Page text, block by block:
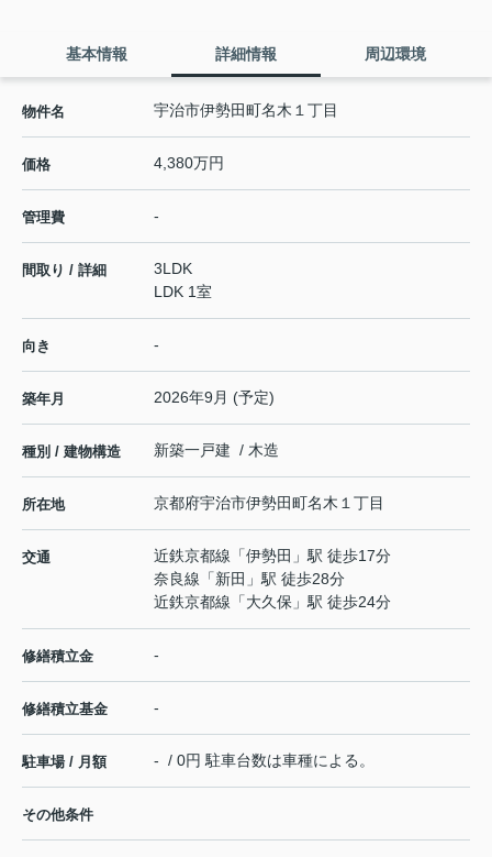
基本情報 詳細情報 周辺環境
物件名 宇治市伊勢田町名木１丁目
価格 4,380万円
管理費 -
間取り / 詳細
3LDK
LDK 1室
向き -
築年月 2026年9月 (予定)
種別 / 建物構造 新築一戸建 / 木造
所在地 京都府宇治市伊勢田町名木１丁目
交通 近鉄京都線 「伊勢田 」駅 徒歩17分
奈良線 「新田 」駅 徒歩28分
近鉄京都線 「大久保 」駅 徒歩24分
修繕積立金 -
修繕積立基金 -
駐車場 / 月額 - / 0円 駐車台数は車種による。
その他条件